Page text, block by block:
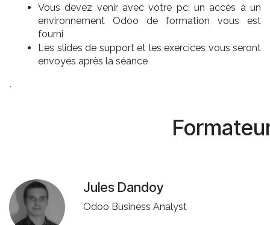
Vous devez venir avec votre pc: un accès à un
environnement Odoo de formation vous est
fourni
Les slides de support et les exercices vous seront
envoyés après la séance
.
Jules Dandoy
Odoo Business Analyst